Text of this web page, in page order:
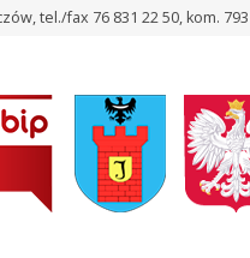
tel./fax 76 831 22 50, kom.